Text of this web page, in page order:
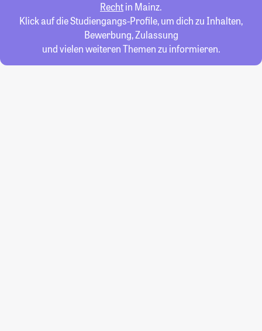
Rechtin Mainz.
Klick auf die Studiengangs-Profile, um dich zu Inhalten,
Bewerbung, Zulassung
und vielen weiteren Themen zu informieren.